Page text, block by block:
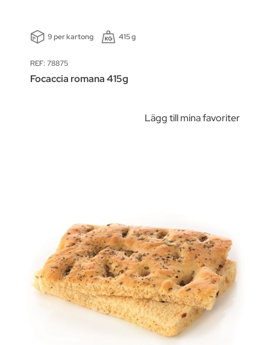
9 per kartong 415 g
REF: 78875
Focaccia romana 415g
Lägg till mina favoriter